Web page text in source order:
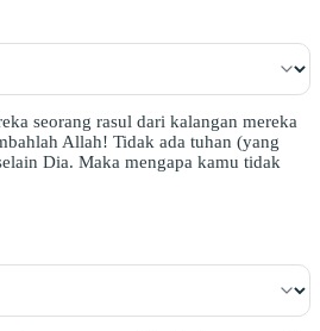
seorang rasul dari kalangan mereka
Allah! Tidak ada tuhan (yang
Dia. Maka mengapa kamu tidak